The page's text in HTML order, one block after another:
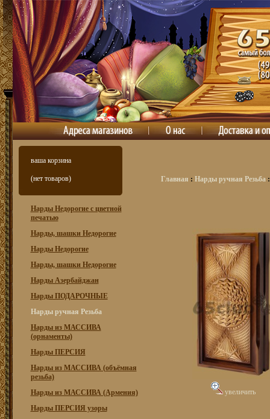
ваша корзина
(нет товаров)
Нарды Недорогие с цветной
печатью
Нарды, шашки Недорогие
Нарды Недорогие
Нарды, шашки Недорогие
Нарды Азербайджан
Нарды ПОДАРОЧНЫЕ
Нарды ручная Резьба
Нарды из МАССИВА
(орнаменты)
Нарды ПЕРСИЯ
Нарды из МАССИВА (объёмная
резьба)
Нарды из МАССИВА (Армения)
Нарды ПЕРСИЯ узоры
Главная : Нарды ручная Резьба:
увеличить